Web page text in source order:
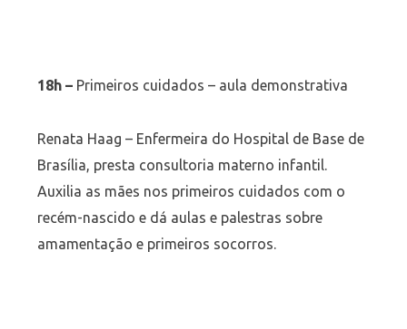
18h – Primeiros cuidados – aula demonstrativa
Renata Haag – Enfermeira do Hospital de Base de
Brasília, presta consultoria materno infantil.
Auxilia as mães nos primeiros cuidados com o
recém-nascido e dá aulas e palestras sobre
amamentação e primeiros socorros.